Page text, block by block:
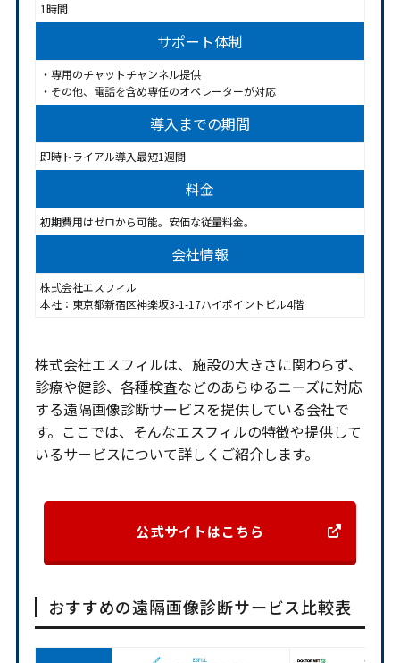
1時間
サポート体制
・専用のチャットチャンネル提供
・その他、電話を含め専任のオペレーターが対応
導入までの期間
即時トライアル導入最短1週間
料金
初期費用はゼロから可能。安価な従量料金。
会社情報
株式会社エスフィル
本社：東京都新宿区神楽坂3-1-17ハイポイントビル4階
株式会社エスフィルは、施設の大きさに関わらず、
診療や健診、各種検査などのあらゆるニーズに対応
する遠隔画像診断サービスを提供している会社で
す。ここでは、そんなエスフィルの特徴や提供して
いるサービスについて詳しくご紹介します。
公式サイトはこちら
おすすめの遠隔画像診断サービス比較表